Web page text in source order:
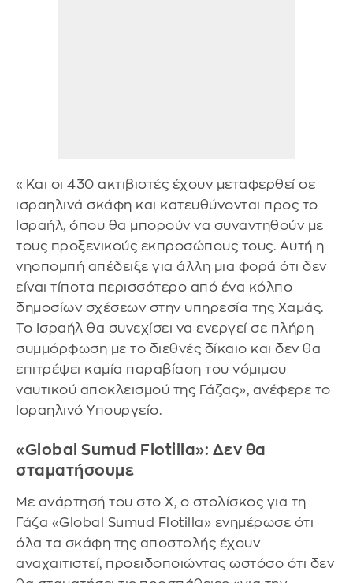
«Και οι 430 ακτιβιστές έχουν μεταφερθεί σε
ισραηλινά σκάφη και κατευθύνονται προς το
Ισραήλ, όπου θα μπορούν να συναντηθούν με
τους προξενικούς εκπροσώπους τους. Αυτή η
νηοπομπή απέδειξε για άλλη μια φορά ότι δεν
είναι τίποτα περισσότερο από ένα κόλπο
δημοσίων σχέσεων στην υπηρεσία της Χαμάς.
Το Ισραήλ θα συνεχίσει να ενεργεί σε πλήρη
συμμόρφωση με το διεθνές δίκαιο και δεν θα
επιτρέψει καμία παραβίαση του νόμιμου
ναυτικού αποκλεισμού της Γάζας», ανέφερε το
Ισραηλινό Υπουργείο.
«Global Sumud Flotilla»: Δεν θα
σταματήσουμε
Με ανάρτησή του στο X, ο στολίσκος για τη
Γάζα «Global Sumud Flotilla» ενημέρωσε ότι
όλα τα σκάφη της αποστολής έχουν
αναχαιτιστεί, προειδοποιώντας ωστόσο ότι δεν